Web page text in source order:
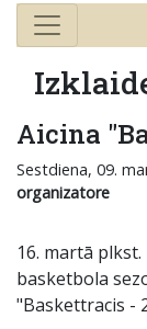
Aicina
Sestdiena, 09.
organizatore
16. martā
basketbola
"Baskettracis -